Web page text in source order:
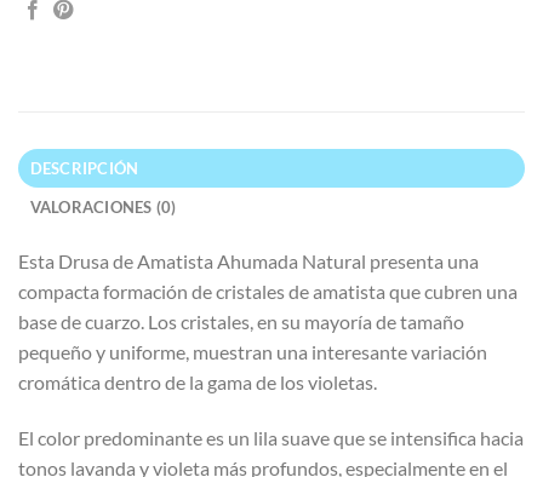
DESCRIPCIÓN
VALORACIONES (0)
Esta Drusa de Amatista Ahumada Natural presenta una
compacta formación de cristales de amatista que cubren una
base de cuarzo. Los cristales, en su mayoría de tamaño
pequeño y uniforme, muestran una interesante variación
cromática dentro de la gama de los violetas.
El color predominante es un lila suave que se intensifica hacia
tonos lavanda y violeta más profundos, especialmente en el